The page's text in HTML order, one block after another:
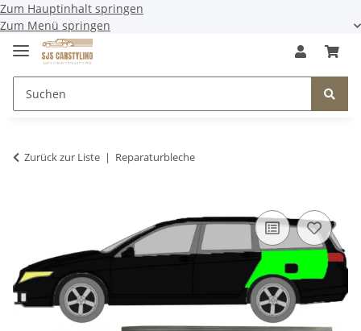
Zum Hauptinhalt springen
Zum Menü springen
Zurück zur Liste Reparaturbleche